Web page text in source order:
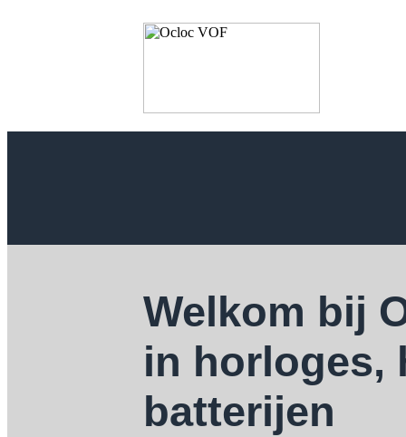
Welkom bij
in horloges,
batterijen